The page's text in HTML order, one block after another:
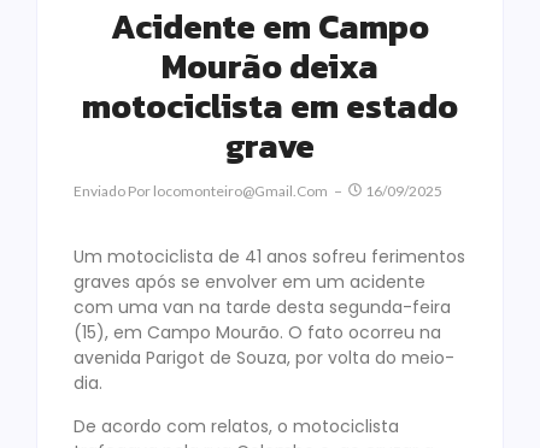
Acidente em Campo
Mourão deixa
motociclista em estado
grave
Enviado Por Locomonteiro@gmail.com 16/09/2025
Um motociclista de 41 anos sofreu ferimentos
graves após se envolver em um acidente
com uma van na tarde desta segunda-feira
(15), em Campo Mourão. O fato ocorreu na
avenida Parigot de Souza, por volta do meio-
dia.
De acordo com relatos, o motociclista